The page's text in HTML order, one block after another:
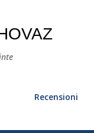
Recensioni